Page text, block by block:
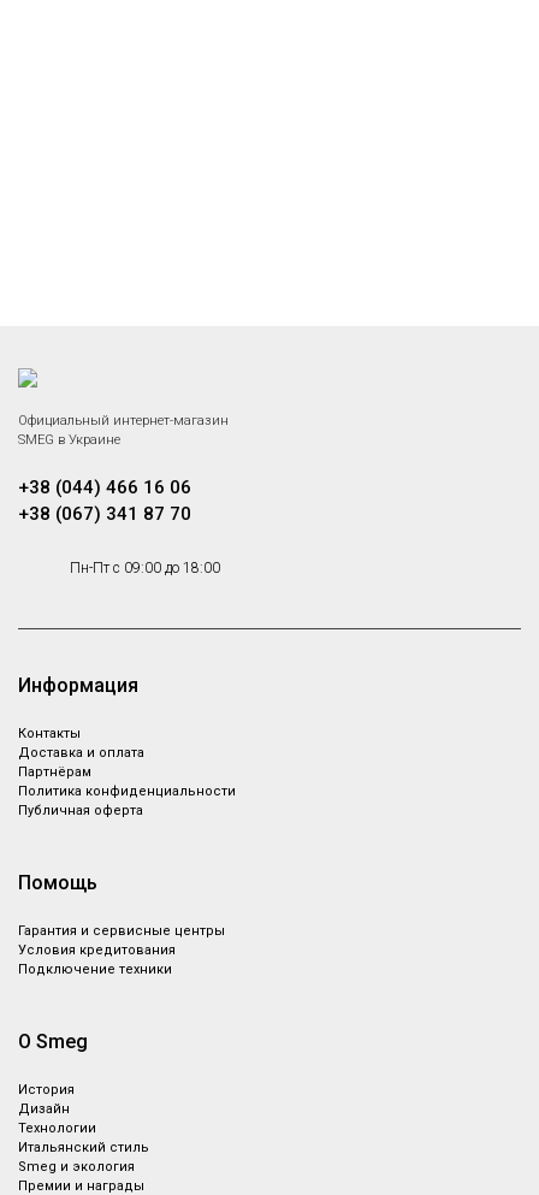
Официальный интернет-магазин
SMEG в Украине
+38 (044) 466 16 06
+38 (067) 341 87 70
Пн-Пт с 09:00 до 18:00
Информация
Контакты
Доставка и оплата
Партнёрам
Политика конфиденциальности
Публичная оферта
Помощь
Гарантия и сервисные центры
Условия кредитования
Подключение техники
О Smeg
История
Дизайн
Технологии
Итальянский стиль
Smeg и экология
Премии и награды